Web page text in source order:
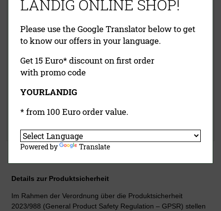
129,00 €
Versandkosten
Jetzt kaufen
Versandkosten
Jetzt kaufen
Details zur Produktsicherheit
Im Rahmen der Verordnung über die Produktsicherheit
2023/988 (General Product Safety Regulation – GPSR) stellen
LANDIG ONLINE SHOP!
Please use the Google Translator below to get
to know our offers in your language.
Get 15 Euro* discount on first order
with promo code
YOURLANDIG
* from 100 Euro order value.
Powered by Translate